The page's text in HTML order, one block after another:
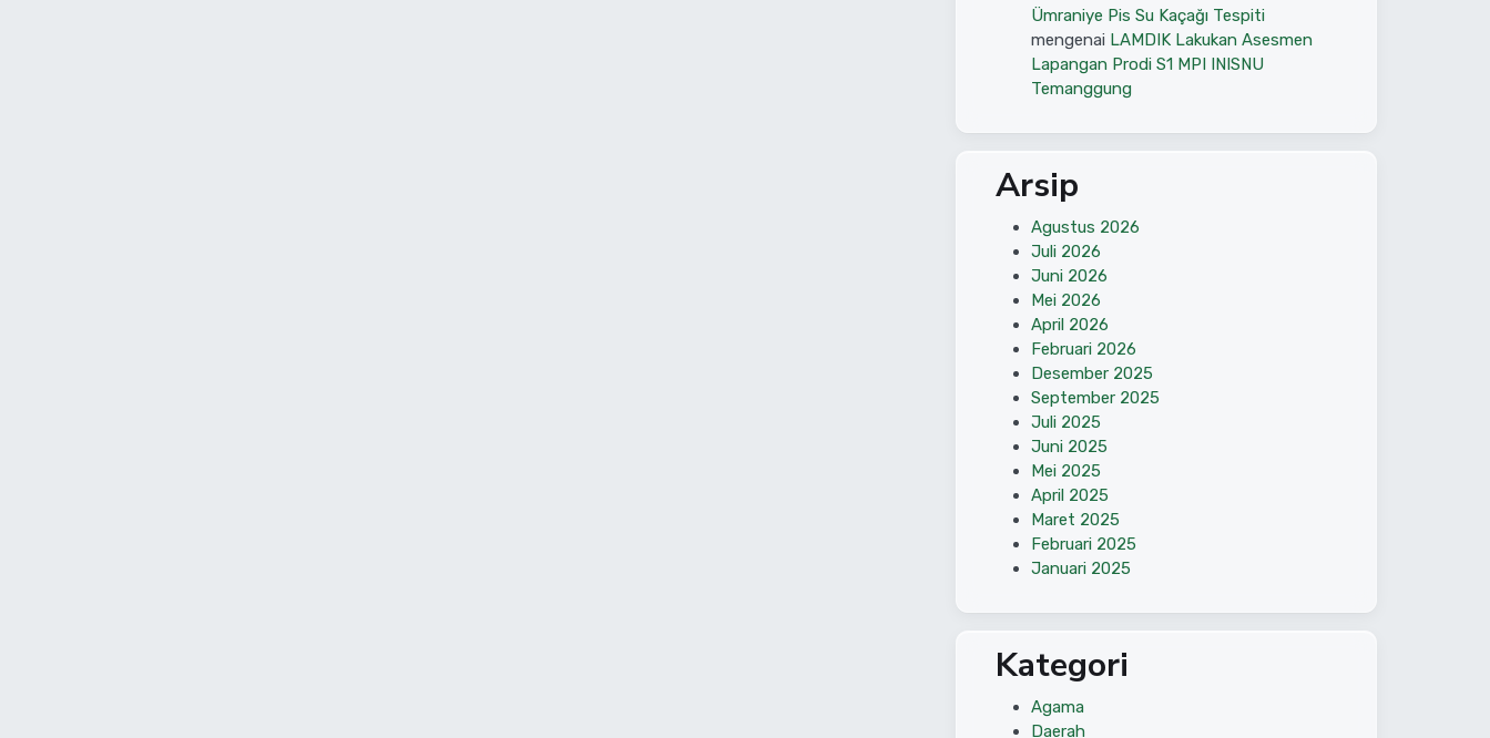
Ümraniye Pis Su Kaçağı Tespiti
mengenai LAMDIK Lakukan Asesmen
Lapangan Prodi S1 MPI INISNU
Temanggung
Arsip
Agustus 2026
Juli 2026
Juni 2026
Mei 2026
April 2026
Februari 2026
Desember 2025
September 2025
Juli 2025
Juni 2025
Mei 2025
April 2025
Maret 2025
Februari 2025
Januari 2025
Kategori
Agama
Daerah